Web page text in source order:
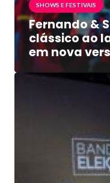
SHOWS E FESTIVAIS
Fernando &
clássico ao
em nova